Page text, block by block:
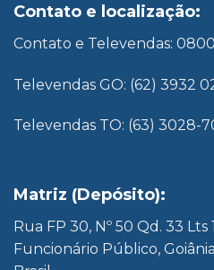
Contato e localização:
Contato e Televendas:
Televendas GO: (62) 3932
Televendas TO: (63) 3028-
Matriz (Depósito):
Rua FP 30, Nº 50 Qd. 33
Funcionário Público,